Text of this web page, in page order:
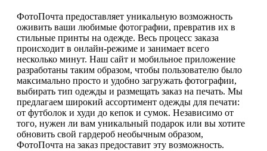
ФотоПочта предоставляет уникальную возможность
оживить ваши любимые фотографии, превратив их в
стильные принты на одежде. Весь процесс заказа
происходит в онлайн-режиме и занимает всего
несколько минут. Наш сайт и мобильное приложение
разработаны таким образом, чтобы пользователю было
максимально просто и удобно загружать фотографии,
выбирать тип одежды и размещать заказ на печать. Мы
предлагаем широкий ассортимент одежды для печати:
от футболок и худи до кепок и сумок. Независимо от
того, нужен ли вам уникальный подарок или вы хотите
обновить свой гардероб необычным образом,
ФотоПочта на заказ предоставит эту возможность.